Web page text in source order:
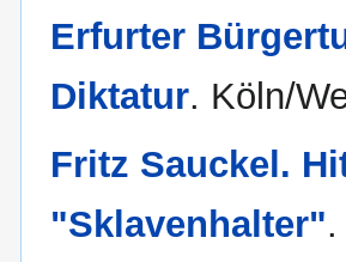
Erfurter
Diktatur. Köln/
Fritz Sauckel.
"Sklavenhalter"